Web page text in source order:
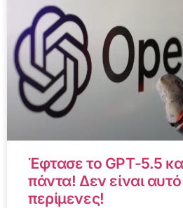
Έφτασε το GPT-5.5
πάντα! Δεν είναι
περίμενες!